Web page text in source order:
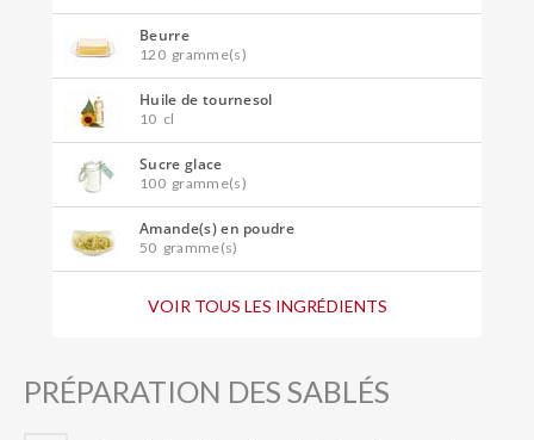
Beurre
120 gramme(s)
Huile de tournesol
10 cl
Sucre glace
100 gramme(s)
Amande(s) en poudre
50 gramme(s)
50 gramme(s)
VOIR TOUS LES INGRÉDIENTS
PRÉPARATION DES SABLÉS